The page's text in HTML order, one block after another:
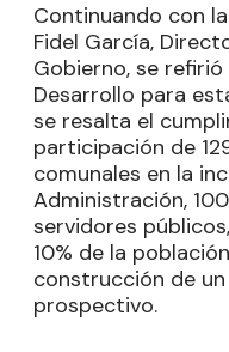
Continuando con
Fidel García,
Gobierno, se
Desarrollo para
se resalta el
participación de
comunales en la
Administración,
servidores
10% de la
construcción de
prospectivo.